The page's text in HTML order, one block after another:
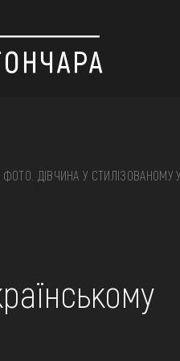
ФОТО. ДІВЧИНА У СТИЛІЗОВАНОМУ